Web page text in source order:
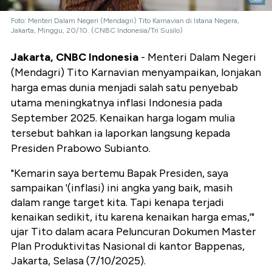
Foto: Menteri Dalam Negeri (Mendagri) Tito Karnavian di Istana Negera,
Jakarta, Minggu, 20/10. (CNBC Indonesia/Tri Susilo)
Jakarta, CNBC Indonesia - Menteri Dalam Negeri
(Mendagri) Tito Karnavian menyampaikan, lonjakan
harga emas dunia menjadi salah satu penyebab
utama meningkatnya inflasi Indonesia pada
September 2025. Kenaikan harga logam mulia
tersebut bahkan ia laporkan langsung kepada
Presiden Prabowo Subianto.
"Kemarin saya bertemu Bapak Presiden, saya
sampaikan '(inflasi) ini angka yang baik, masih
dalam range target kita. Tapi kenapa terjadi
kenaikan sedikit, itu karena kenaikan harga emas,'"
ujar Tito dalam acara Peluncuran Dokumen Master
Plan Produktivitas Nasional di kantor Bappenas,
Jakarta, Selasa (7/10/2025).